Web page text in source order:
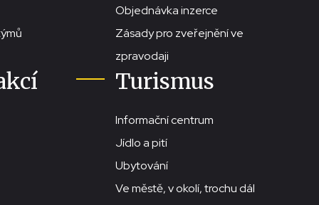
Objednávka inzerce
Zásady pro zveřejnění ve
zpravodaji
Turismus
Informační centrum
Jídlo a pití
Ubytování
Ve městě, v okolí, trochu dál